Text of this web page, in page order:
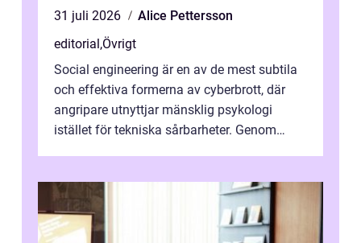
31 juli 2026
Alice Pettersson
editorial,Övrigt
Social engineering är en av de mest subtila
och effektiva formerna av cyberbrott, där
angripare utnyttjar mänsklig psykologi
istället för tekniska sårbarheter. Genom